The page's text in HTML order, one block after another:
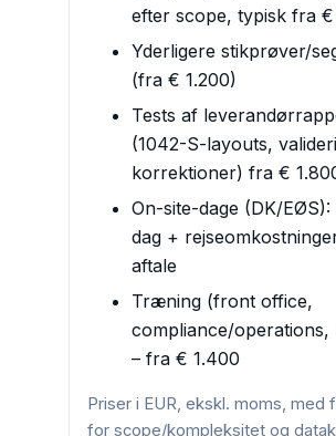
efter scope, typisk fra €
Yderligere stikprøver/
(fra € 1.200)
Tests af
(1042-S-layouts,
korrektioner) fra €
On-site-dage (DK/EØS):
dag +
aftale
Træning (front office,
compliance/operations,
– fra € 1.400
Priser i EUR, ekskl. moms, med
for scope/kompleksitet og